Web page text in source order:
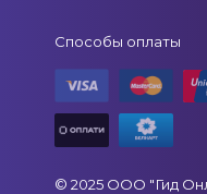
Способы оплаты
© 2025 ООО "Гид